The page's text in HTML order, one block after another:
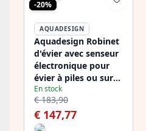
-20%
AQUADESIGN
Aquadesign Robinet
d'évier avec senseur
électronique pour
évier à piles ou sur
secteur, chrome
1208958163
En stock
€ 183,90
€ 147,77